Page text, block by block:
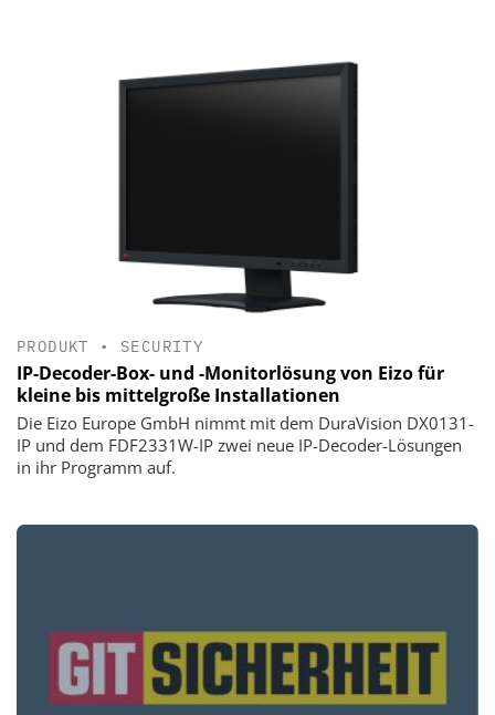
PRODUKT • SECURITY
IP-Decoder-Box- und -Monitorlösung von Eizo für
kleine bis mittelgroße Installationen
Die Eizo Europe GmbH nimmt mit dem DuraVision DX0131-
IP und dem FDF2331W-IP zwei neue IP-Decoder-Lösungen
in ihr Programm auf.